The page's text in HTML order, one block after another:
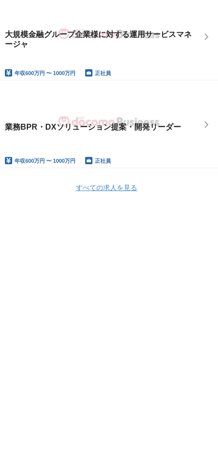
大規模金融グループ企業様に対する運用サービスマネ
ージャ
年収600万円 〜 1000万円 正社員
業務BPR・DXソリューション提案・開発リーダー
年収600万円 〜 1000万円 正社員
すべての求人を見る